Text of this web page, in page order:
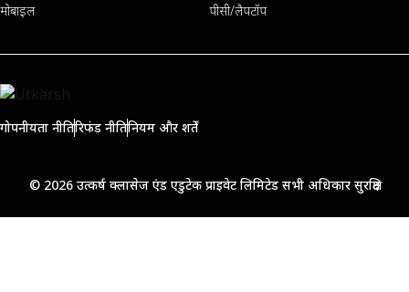
मोबाइल पीसी/लैपटॉप
गोपनीयता नीतिरिफंड नीतिनियम और शर्तें
© 2026 उत्कर्ष क्लासेज एंड एडुटेक प्राइवेट लिमिटेड सभी अधिकार सुरक्षित